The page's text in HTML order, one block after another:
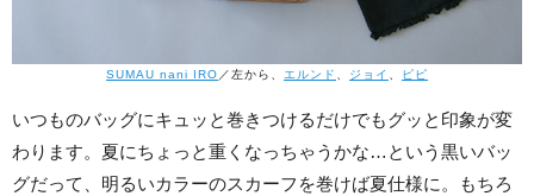
SUMAU nani IRO ／左から、 エルンド 、 ジョイ 、 ピピ
いつものバッグにキュッと巻きつけるだけでもグッと印象が変
わります。夏にちょっと重くなっちゃうかな…という黒いバッ
グだって、明るいカラーのスカーフを巻けば夏仕様に。もちろ